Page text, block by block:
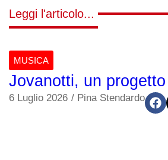
Leggi l'articolo...
MUSICA
Jovanotti, un
6 Luglio 2026 / Pina Stendardo